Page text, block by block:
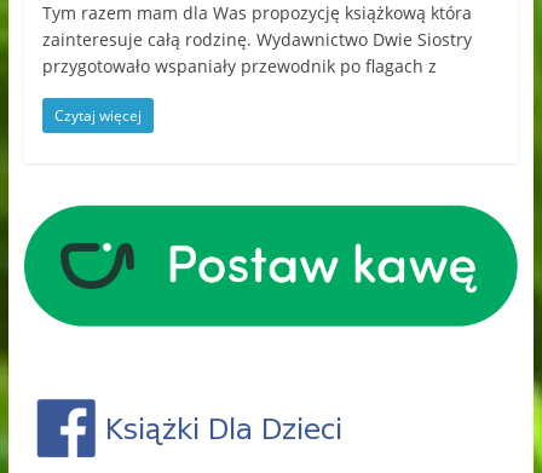
Tym razem mam dla Was propozycję książkową która
zainteresuje całą rodzinę. Wydawnictwo Dwie Siostry
przygotowało wspaniały przewodnik po flagach z
Czytaj więcej